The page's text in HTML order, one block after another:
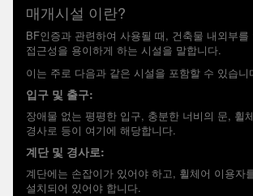
매개시설 이란?
BF인증과 관련하여 사용될 때, 건축물 내외부
접근성을 용이하게 하는 시설을 말합니다.
이는 주로 다음과 같은 시설을 포함할 수 있습니
입구 및 출구:
장애물 없는 평평한 입구, 충분한 너비의 문, 휠
경사로 등이 여기에 해당합니다.
계단 및 경사로:
계단에는 손잡이가 있어야 하고, 휠체어 이용자
설치되어 있어야 합니다.